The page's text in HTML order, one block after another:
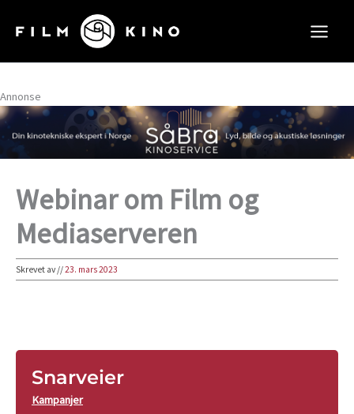
rett
innholdet
Annonse
Webinar om Film og
Mediaserveren
Skrevet av//23. mars 2023
Snarveier
Kampanjer